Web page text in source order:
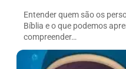
Entender quem são os
Bíblia e o que podemos
compreender…